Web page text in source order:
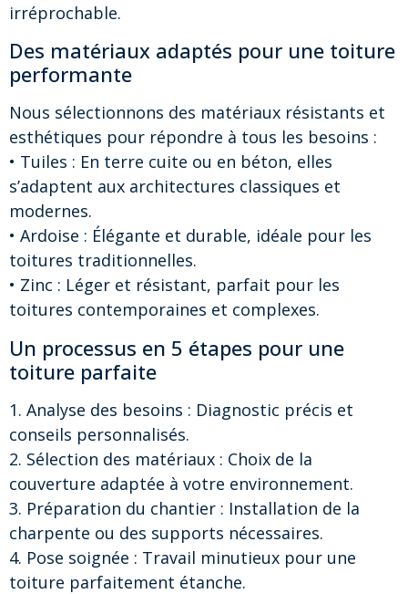
irréprochable.
Des matériaux adaptés pour une toiture
performante
Nous sélectionnons des matériaux résistants et
esthétiques pour répondre à tous les besoins :
• Tuiles : En terre cuite ou en béton, elles
s’adaptent aux architectures classiques et
modernes.
• Ardoise : Élégante et durable, idéale pour les
toitures traditionnelles.
• Zinc : Léger et résistant, parfait pour les
toitures contemporaines et complexes.
Un processus en 5 étapes pour une
toiture parfaite
1. Analyse des besoins : Diagnostic précis et
conseils personnalisés.
2. Sélection des matériaux : Choix de la
couverture adaptée à votre environnement.
3. Préparation du chantier : Installation de la
charpente ou des supports nécessaires.
4. Pose soignée : Travail minutieux pour une
toiture parfaitement étanche.